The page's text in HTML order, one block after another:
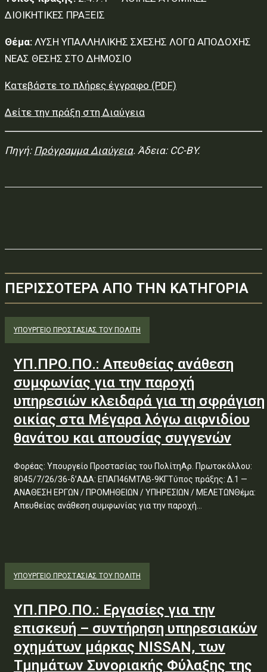
ΔΙΟΙΚΗΤΙΚΕΣ ΠΡΑΞΕΙΣ
Θέμα: ΛΥΣΗ ΥΠΑΛΛΗΛΙΚΗΣ ΣΧΕΣΗΣ ΛΟΓΩ ΑΠΟΔΟΧΗΣ
ΝΕΑΣ ΘΕΣΗΣ ΣΤΟ ΔΗΜΟΣΙΟ
Κατεβάστε το πλήρες έγγραφο (PDF)
Δείτε την πράξη στη Διαύγεια
Πηγή: Πρόγραμμα Διαύγεια. Άδεια: CC-BY.
ΠΕΡΙΣΣΟΤΕΡΑ ΑΠΟ ΤΗΝ ΚΑΤΗΓΟΡΙΑ
ΥΠΟΥΡΓΕΊΟ ΠΡΟΣΤΑΣΊΑΣ ΤΟΥ ΠΟΛΊΤΗ
ΥΠ.ΠΡΟ.ΠΟ.: Απευθείας ανάθεση
συμφωνίας για την παροχή
υπηρεσιών κλειδαρά για τη σφράγιση
οικίας στα Μέγαρα λόγω αιφνιδίου
θανάτου και απουσίας συγγενών
Φορέας: Υπουργείο Προστασίας του ΠολίτηΑρ. Πρωτοκόλλου:
8045/7/26/36-δ’ΑΔΑ: ΕΠΑΠ46ΜΤΛΒ-9ΚΓΤύπος πράξης: Δ.1 —
ΑΝΑΘΕΣΗ ΕΡΓΩΝ / ΠΡΟΜΗΘΕΙΩΝ / ΥΠΗΡΕΣΙΩΝ / ΜΕΛΕΤΩΝΘέμα:
Απευθείας ανάθεση συμφωνίας για την παροχή...
ΥΠΟΥΡΓΕΊΟ ΠΡΟΣΤΑΣΊΑΣ ΤΟΥ ΠΟΛΊΤΗ
ΥΠ.ΠΡΟ.ΠΟ.: Εργασίες για την
επισκευή – συντήρηση υπηρεσιακών
οχημάτων μάρκας NISSAN, των
Τμημάτων Συνοριακής Φύλαξης της